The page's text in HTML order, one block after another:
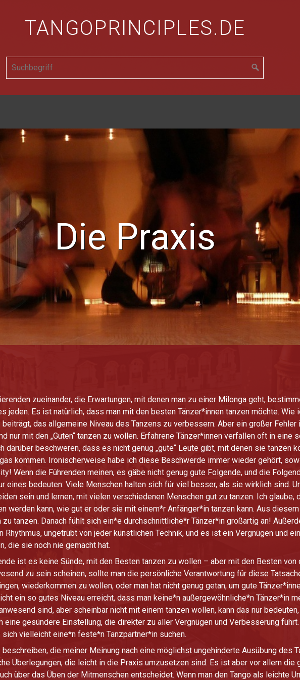
TANGOPRINCIPLES.DE
Die Praxis
zueinander, die Erwartungen, mit denen man zu einer Milonga geht,
jeden. Es ist natürlich, dass man mit den besten Tänzer*innen tanzen möchte.
das allgemeine Niveau des Tanzens zu verbessern. Aber ein großer Fehler
nur mit den „Guten“ tanzen zu wollen. Erfahrene Tänzer*innen verfallen oft in eine
darüber beschweren, dass es nicht genug „gute“ Leute gibt, mit denen sie tanzen
kommen. Ironischerweise habe ich diese Beschwerde immer wieder gehört,
Wenn die Führenden meinen, es gäbe nicht genug gute Folgende, und die
eines bedeuten: Viele Menschen halten sich für viel besser, als sie wirklich sind.
sein und lernen, mit vielen verschiedenen Menschen gut zu tanzen. Ich glaube,
werden kann, wie gut er oder sie mit einem*r Anfänger*in tanzen kann. Aus
zu tanzen. Danach fühlt sich ein*e durchschnittliche*r Tänzer*in großartig an!
Rhythmus, ungetrübt von jeder künstlichen Technik, und es ist ein Vergnügen und
die sie noch nie gemacht hat.
ist es keine Sünde, mit den Besten tanzen zu wollen – aber mit den Besten von
zu sein scheinen, sollte man die persönliche Verantwortung für diese
wiederkommen zu wollen, oder man hat nicht genug getan, um gute
ein so gutes Niveau erreicht, dass man keine*n außergewöhnliche*n Tänzer*in
sind, aber scheinbar nicht mit einem tanzen wollen, kann das nur
eine gesündere Einstellung, die direkter zu aller Vergnügen und Verbesserung
vielleicht eine*n feste*n Tanzpartner*in suchen.
die meiner Meinung nach eine möglichst ungehinderte Ausübung des
Überlegungen, die leicht in die Praxis umzusetzen sind. Es ist aber vor allem die
über das Üben der Mitmenschen entscheidet. Wenn man den Tango als leichte